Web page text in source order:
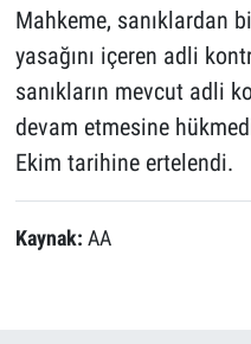
Mahkeme, sanıklardan
yasağını içeren adli
sanıkların mevcut adli
devam etmesine
Ekim tarihine ertelendi.
Kaynak: AA